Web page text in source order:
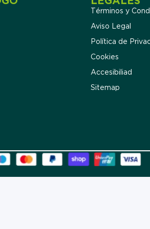
Términos y
Aviso Legal
Política de
Cookies
Accesibiliad
Sitemap